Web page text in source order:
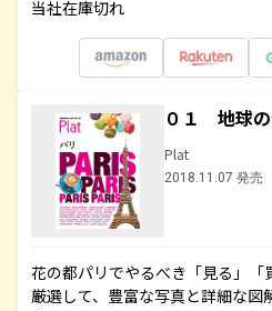
当社在庫切れ
０１ 地球
Plat
2018.11.07 発売
花の都パリでやるべき「見る」
厳選して、豊富な写真と詳細な図